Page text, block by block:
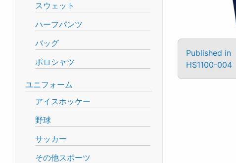
Published in
HS1100-004
スウェット
ハーフパンツ
バッグ
ポロシャツ
ユニフォーム
アイスホッケー
野球
サッカー
その他スポーツ